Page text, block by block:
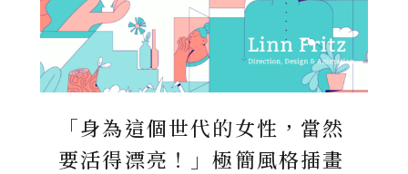
「身為這個世代的女性，當然
要活得漂亮！」極簡風格插畫